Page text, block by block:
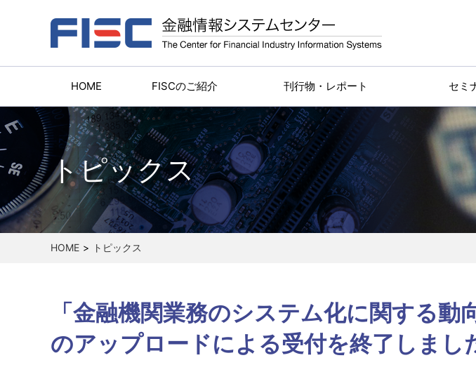
HOME FISCのご紹介 刊行物・レポート セミ
トピックス
HOME トピックス
「金融機関業務のシステム化に関する動
のアップロードによる受付を終了しまし